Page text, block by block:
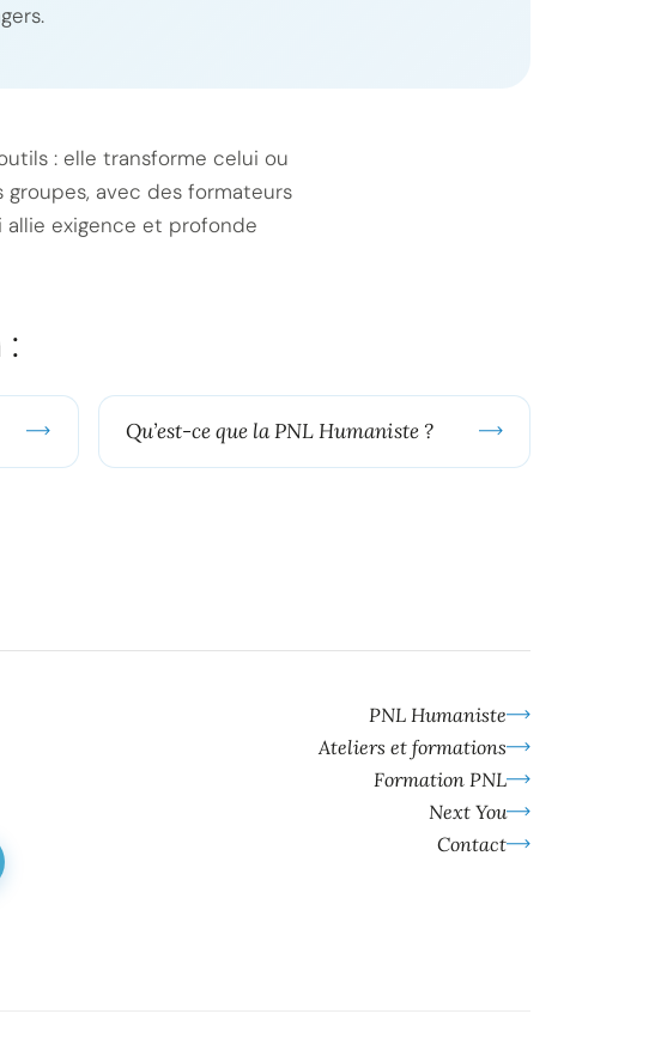
: elle transforme celui ou
avec des formateurs
exigence et profonde
Qu’est-ce que la PNL Humaniste ?
PNL Humaniste
Ateliers et formations
Formation PNL
Next You
Contact